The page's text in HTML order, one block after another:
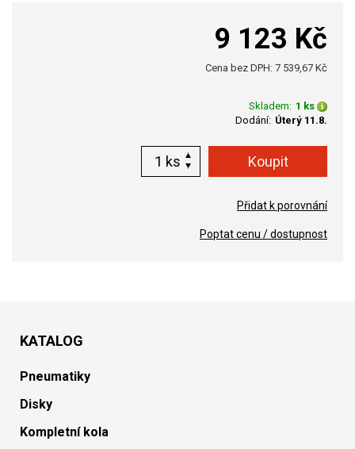
9 123 Kč
Cena bez DPH: 7 539,67 Kč
Skladem: 1 ks
Dodání: Úterý 11.8.
ks
Přidat k porovnání
Poptat cenu / dostupnost
KATALOG
Pneumatiky
Disky
Kompletní kola